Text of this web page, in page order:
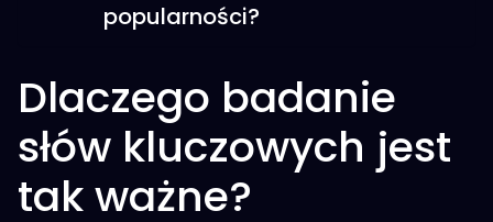
popularności?
Dlaczego badanie
słów kluczowych jest
tak ważne?